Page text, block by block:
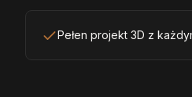
Pełen projekt 3D z